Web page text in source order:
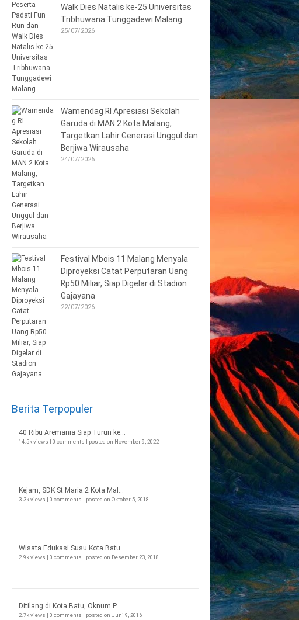
Walk Dies Natalis ke-25 Universitas
Tribhuwana Tunggadewi Malang
25/07/2026
Wamendag RI Apresiasi Sekolah
Garuda di MAN 2 Kota Malang,
Targetkan Lahir Generasi Unggul dan
Berjiwa Wirausaha
24/07/2026
Festival Mbois 11 Malang Menyala
Diproyeksi Catat Perputaran Uang
Rp50 Miliar, Siap Digelar di Stadion
Gajayana
22/07/2026
Berita Terpopuler
40 Ribu Aremania Siap Turun ke...
14.5k views | 0 comments | posted on November 9, 2022
Kejam, SDK St Maria 2 Kota Mal...
3.3k views | 0 comments | posted on Oktober 5, 2018
Wisata Edukasi Susu Kota Batu...
2.9k views | 0 comments | posted on Desember 23, 2018
Ditilang di Kota Batu, Oknum P...
2.7k views | 0 comments | posted on Juni 9, 2016